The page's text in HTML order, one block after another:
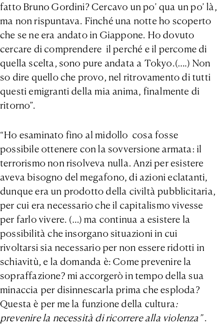
fatto Bruno Gordini? Cercavo un po’ qua un po’ là,
ma non rispuntava. Finché una notte ho scoperto
che se ne era andato in Giappone. Ho dovuto
cercare di comprendere il perché e il percome di
quella scelta, sono pure andata a Tokyo.(….) Non
so dire quello che provo, nel ritrovamento di tutti
questi emigranti della mia anima, finalmente di
ritorno”.
“Ho esaminato fino al midollo cosa fosse
possibile ottenere con la sovversione armata: il
terrorismo non risolveva nulla. Anzi per esistere
aveva bisogno del megafono, di azioni eclatanti,
dunque era un prodotto della civiltà pubblicitaria,
per cui era necessario che il capitalismo vivesse
per farlo vivere. (…) ma continua a esistere la
possibilità che insorgano situazioni in cui
rivoltarsi sia necessario per non essere ridotti in
schiavitù, e la domanda è: Come prevenire la
sopraffazione? mi accorgerò in tempo della sua
minaccia per disinnescarla prima che esploda?
Questa è per me la funzione della cultura:
prevenire la necessità di ricorrere alla violenza”.